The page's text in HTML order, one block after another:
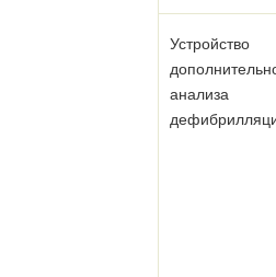
Устройство
анализа